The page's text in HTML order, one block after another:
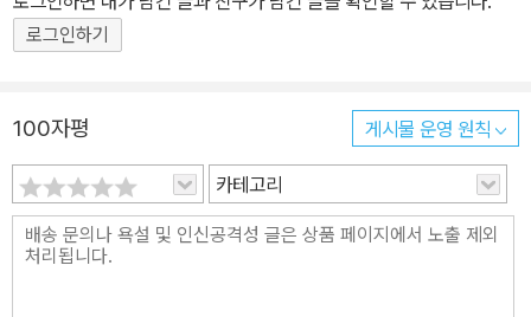
로그인하기
100자평 게시물 운영 원칙
카테고리